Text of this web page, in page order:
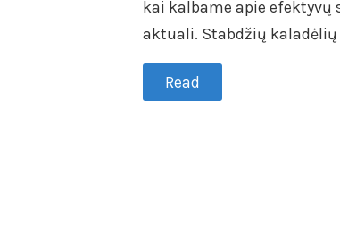
kai kalbame apie efektyvų
aktuali. Stabdžių
Read